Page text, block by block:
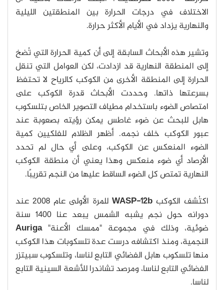
الاختلاف في درجات الحرارة بين المنطقتين الليلية
والنهارية يزداد في الأيام الأكثر حرارة.
وتشير هذه الأبحاث السابقة إلى أن كمية الحرارة التي تُضخ
إلى المنطقة النهارية قد ازدادت، لكن العوامل التي تنقل
الحرارة إلى المنطقة الأخرى من الكوكب كالرياح لا تحتفظ
بسرعتها ذاتها. وحددت الأبحاث قدرة الكوكب على
امتصاص الضوء باستخدام مطياف التصوير الخاص بتلسكوب
هابل للبحث عن ضوء غاطس يمكن رؤيته بصعوبة عند
عبور الكوكب خلف نجمه. أظهر الظلام للفلكيين كمية
الضوء المنعكس عن الكوكب، وعلى أي حال لم تحدد
الأرصاد أي ضوء منعكس وهذا يعني أن منطقة الكوكب
النهارية تمتص كل الضوء الساقط عليها من النجم تقريبًا.
اكتُشف الكوكبWASP-12b
للمرة الأولى عام 2008 عند
دورانه حول نجم يشبه الشمس يبعد عنا 1400 سنة
ضوئية، وذلك في مجموعة "ممسك الأعنة"Auriga
النجمية، ومنذ اكتشافه درست عدة تلسكوبات هذا الكوكب
منها تلسكوب هابل الفضائي التابع لناسا، وتلسكوب سبيتزر
الفضائي التابع لناسا، ومرصد تشاندرا للأشعة السينية التابع
لناسا.